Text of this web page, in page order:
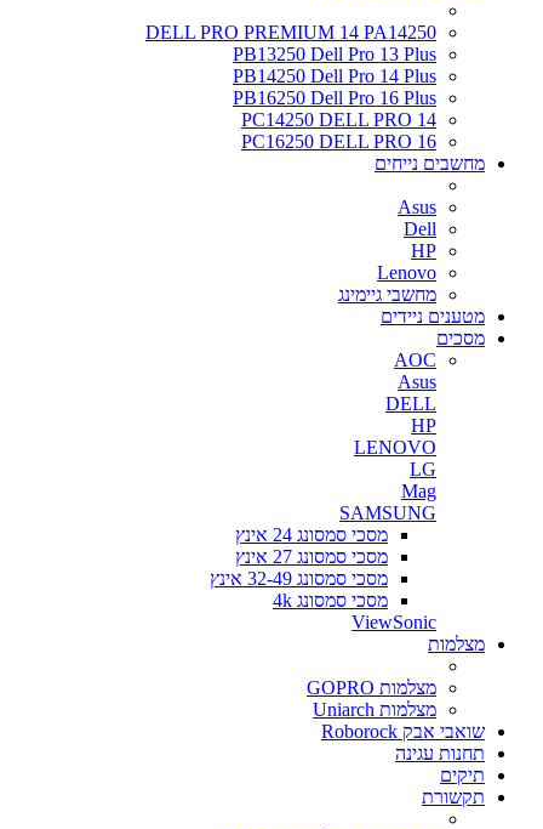
DELL PRO PREMIUM 14 PA14250
PB13250 Dell Pro 13 Plus
PB14250 Dell Pro 14 Plus
PB16250 Dell Pro 16 Plus
PC14250 DELL PRO 14
PC16250 DELL PRO 16
מחשבים נייחים
Asus
Dell
HP
Lenovo
מחשבי גיימינג
מטענים ניידים
מסכים
AOC
Asus
DELL
HP
LENOVO
LG
Mag
SAMSUNG
מסכי סמסונג 24 אינץ
מסכי סמסונג 27 אינץ
מסכי סמסונג 32-49 אינץ
מסכי סמסונג 4k
ViewSonic
מצלמות
מצלמות GOPRO
מצלמות Uniarch
שואבי אבק Roborock
תחנות עגינה
תיקים
תקשורת